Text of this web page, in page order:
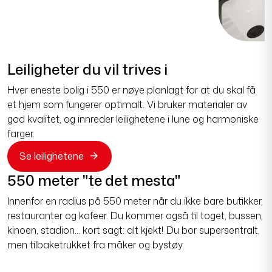
et hjem som fungerer optimalt. Vi bruker materialer av
god kvalitet, og innreder leilighetene i lune og harmoniske
farger.
Se leilighetene
550 meter "te det mesta"
Innenfor en radius på 550 meter når du ikke bare butikker,
restauranter og kafeer. Du kommer også til toget, bussen,
kinoen, stadion... kort sagt: alt kjekt! Du bor supersentralt,
men tilbaketrukket fra måker og bystøy.